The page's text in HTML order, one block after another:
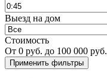
Выезд на дом
Стоимость
От 0 руб. до 100 000 руб.